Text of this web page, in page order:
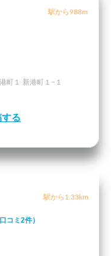
駅から988m
町１ 新港町１−１
る
駅から1.33km
口コミ2件）